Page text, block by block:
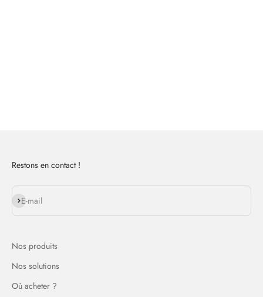
Restons en contact !
E-mail
Nos produits
Nos solutions
Où acheter ?